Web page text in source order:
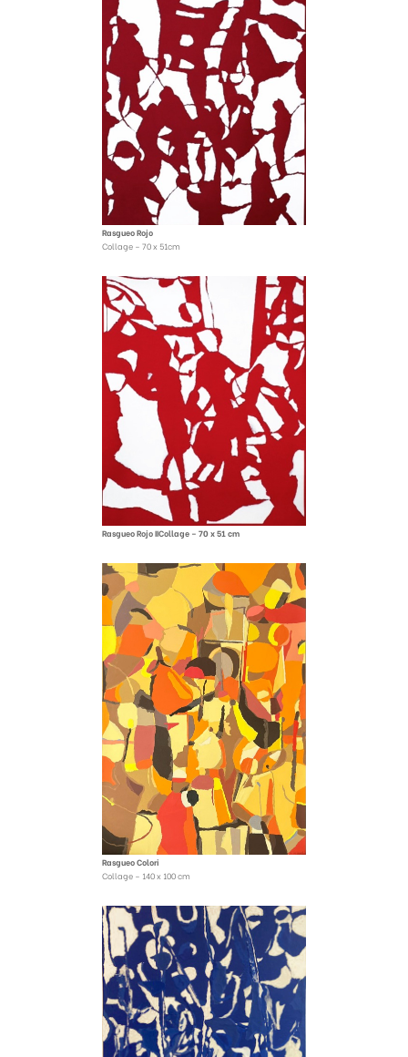
Rasgueo Rojo
Collage – 70 x 51cm
Rasgueo Rojo IICollage – 70 x 51 cm
Rasgueo Colori
Collage – 140 x 100 cm